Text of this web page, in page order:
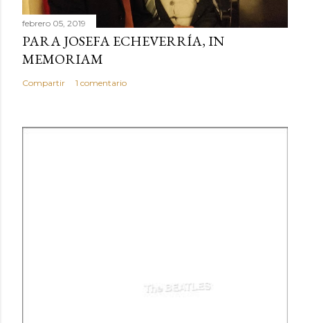
febrero 05, 2019
PARA JOSEFA ECHEVERRÍA, IN
MEMORIAM
Compartir 1 comentario